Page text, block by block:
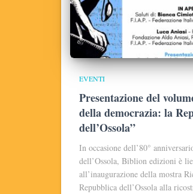
EVENTI
Presentazione del
della democrazia: la
dell’Ossola”
In occasione dell’80°
dell’Ossola, Biblion edizioni è
all’inaugurazione della mostra
Repubblica dell’Ossola alla